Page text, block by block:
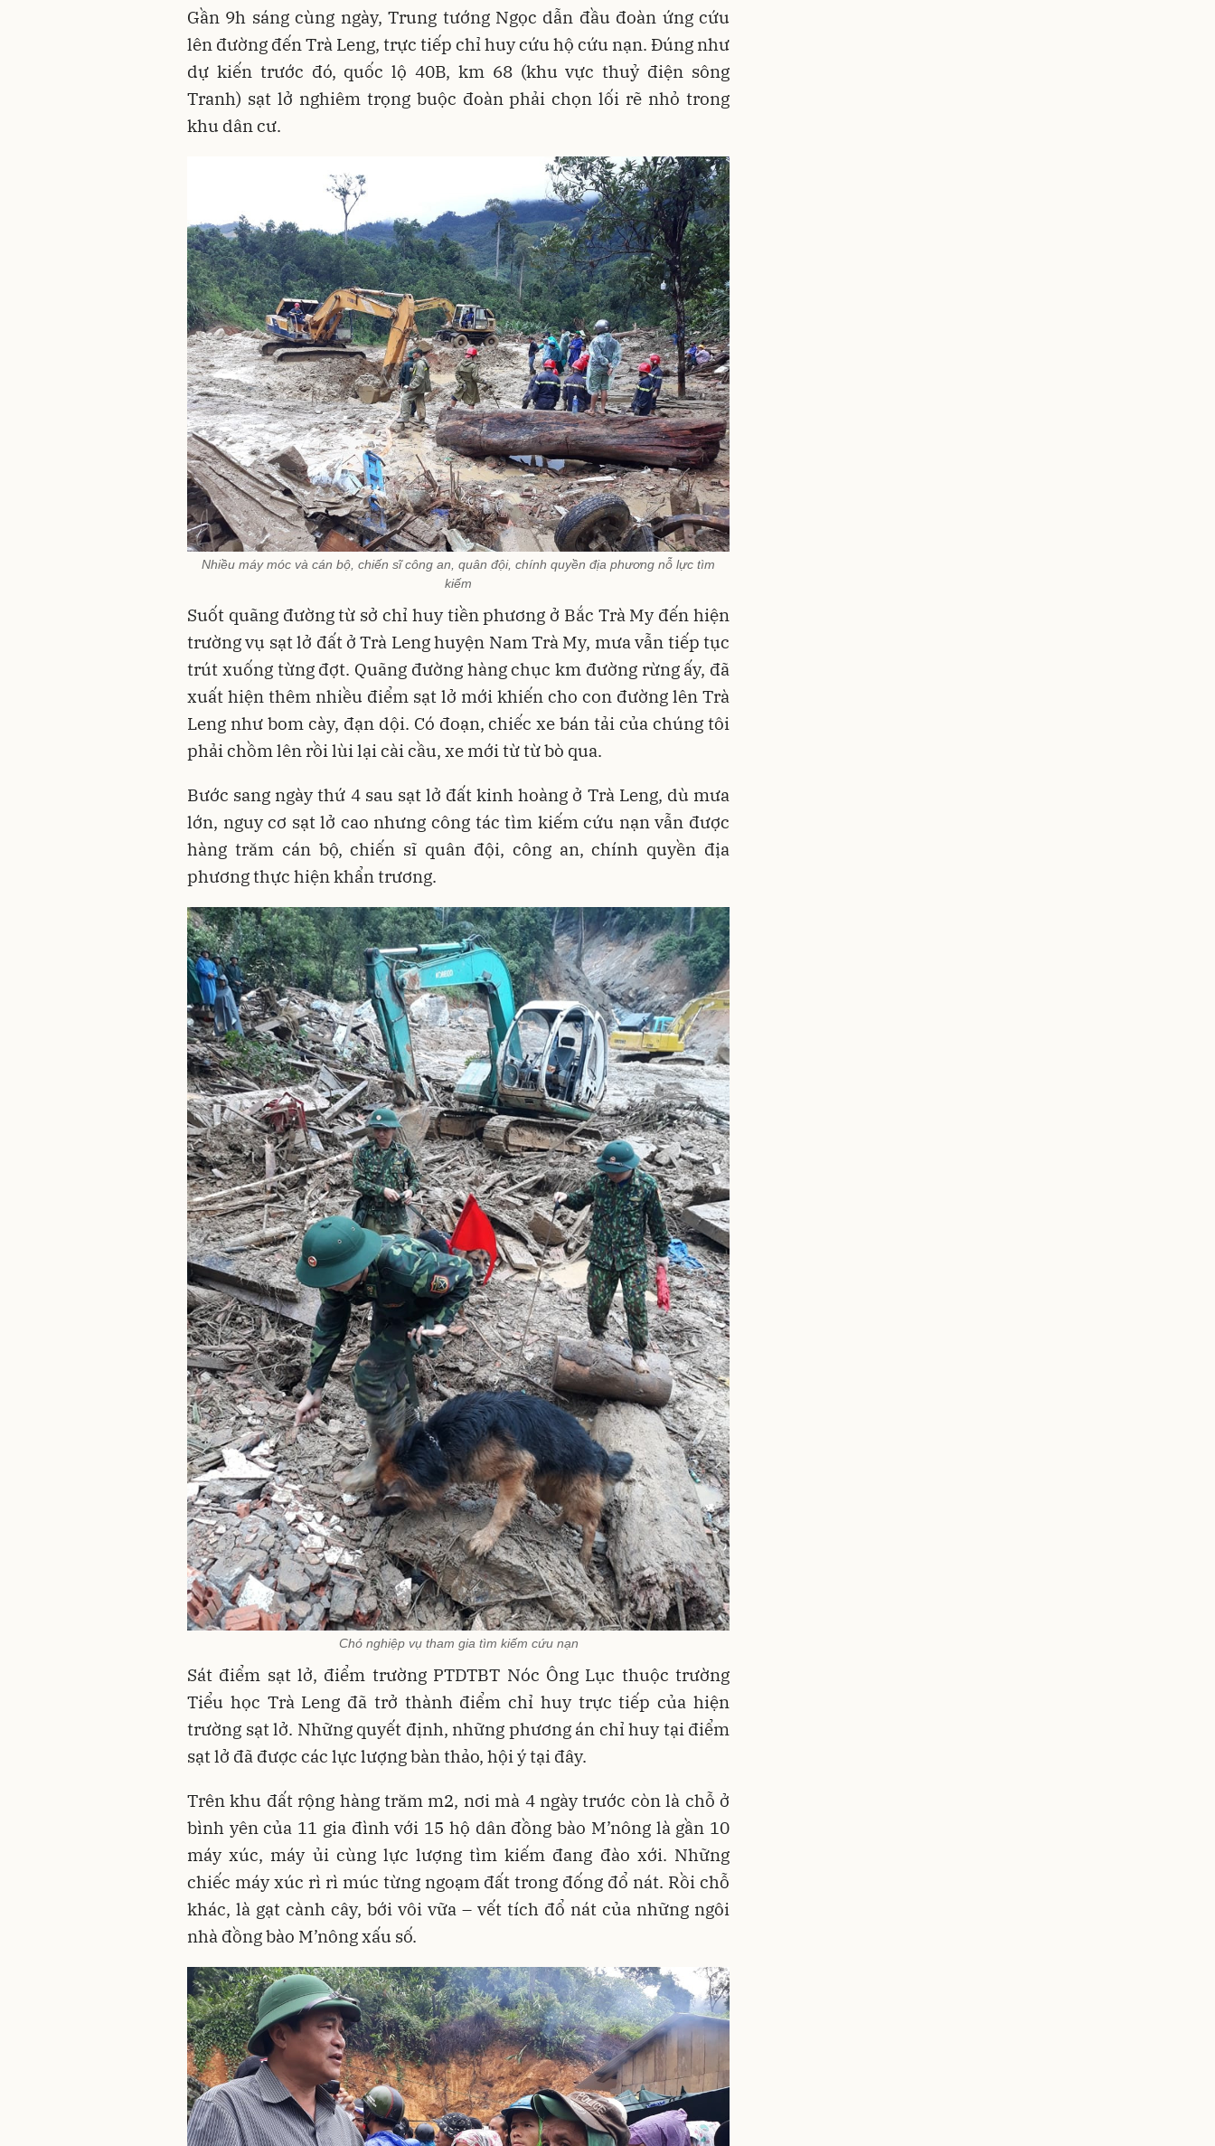
Gần 9h sáng cùng ngày, Trung tướng Ngọc dẫn đầu đoàn ứng cứu
lên đường đến Trà Leng, trực tiếp chỉ huy cứu hộ cứu nạn. Đúng như
dự kiến trước đó, quốc lộ 40B, km 68 (khu vực thuỷ điện sông
Tranh) sạt lở nghiêm trọng buộc đoàn phải chọn lối rẽ nhỏ trong
khu dân cư.
Nhiều máy móc và cán bộ, chiến sĩ công an, quân đội, chính quyền địa phương nỗ lực tìm
kiếm
Suốt quãng đường từ sở chỉ huy tiền phương ở Bắc Trà My đến hiện
trường vụ sạt lở đất ở Trà Leng huyện Nam Trà My, mưa vẫn tiếp tục
trút xuống từng đợt. Quãng đường hàng chục km đường rừng ấy, đã
xuất hiện thêm nhiều điểm sạt lở mới khiến cho con đường lên Trà
Leng như bom cày, đạn dội. Có đoạn, chiếc xe bán tải của chúng tôi
phải chồm lên rồi lùi lại cài cầu, xe mới từ từ bò qua.
Bước sang ngày thứ 4 sau sạt lở đất kinh hoàng ở Trà Leng, dù mưa
lớn, nguy cơ sạt lở cao nhưng công tác tìm kiếm cứu nạn vẫn được
hàng trăm cán bộ, chiến sĩ quân đội, công an, chính quyền địa
phương thực hiện khẩn trương.
Chó nghiệp vụ tham gia tìm kiếm cứu nạn
Sát điểm sạt lở, điểm trường PTDTBT Nóc Ông Lục thuộc trường
Tiểu học Trà Leng đã trở thành điểm chỉ huy trực tiếp của hiện
trường sạt lở. Những quyết định, những phương án chỉ huy tại điểm
sạt lở đã được các lực lượng bàn thảo, hội ý tại đây.
Trên khu đất rộng hàng trăm m2, nơi mà 4 ngày trước còn là chỗ ở
bình yên của 11 gia đình với 15 hộ dân đồng bào M’nông là gần 10
máy xúc, máy ủi cùng lực lượng tìm kiếm đang đào xới. Những
chiếc máy xúc rì rì múc từng ngoạm đất trong đống đổ nát. Rồi chỗ
khác, là gạt cành cây, bới vôi vữa – vết tích đổ nát của những ngôi
nhà đồng bào M’nông xấu số.